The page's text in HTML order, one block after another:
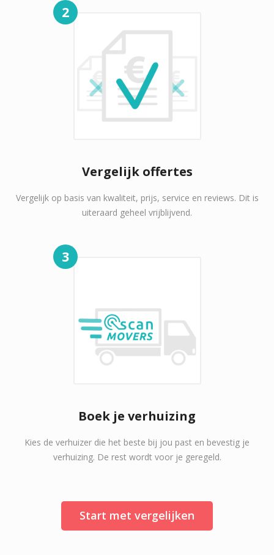
2
Vergelijk offertes
Vergelijk op basis van kwaliteit, prijs, service en reviews. Dit is
uiteraard geheel vrijblijvend.
3
Boek je verhuizing
Kies de verhuizer die het beste bij jou past en bevestig je
verhuizing. De rest wordt voor je geregeld.
Start met vergelijken